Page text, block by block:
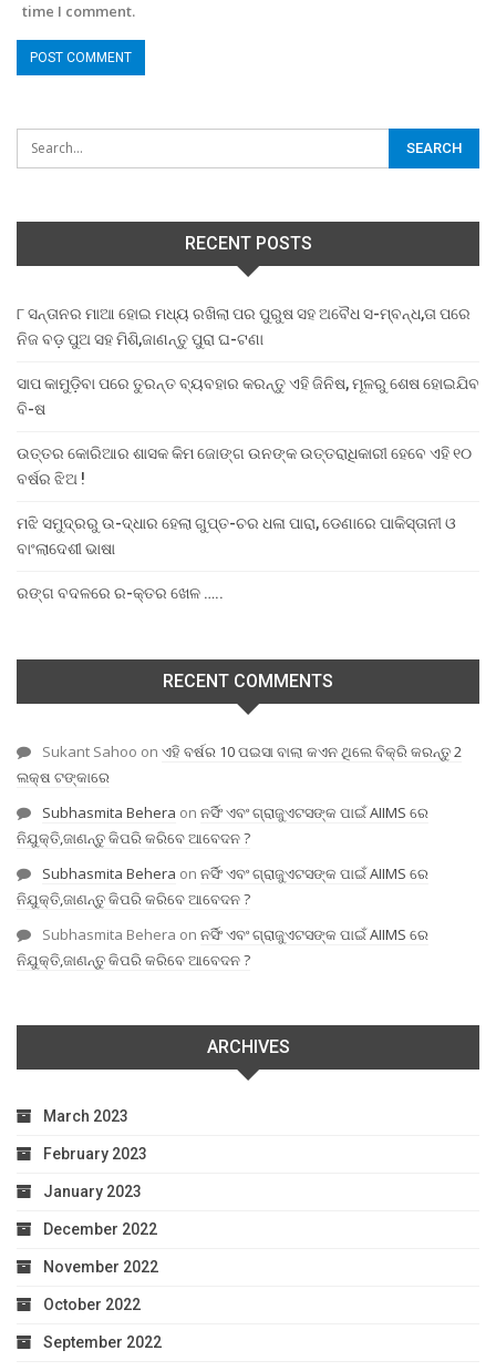
time I comment.
RECENT POSTS
୮ ସନ୍ତାନର ମାଆ ହୋଇ ମଧ୍ୟ ରଖିଲା ପର ପୁରୁଷ ସହ ଅବୈଧ ସ-ମ୍ବନ୍ଧ,ତା ପରେ
ନିଜ ବଡ଼ ପୁଅ ସହ ମିଶି,ଜାଣନ୍ତୁ ପୁରା ଘ-ଟଣା
ସାପ କାମୁଡ଼ିବା ପରେ ତୁରନ୍ତ ବ୍ୟବହାର କରନ୍ତୁ ଏହି ଜିନିଷ, ମୂଳରୁ ଶେଷ ହୋଇଯିବ
ବି-ଷ
ଉତ୍ତର କୋରିଆର ଶାସକ କିମ ଜୋଙ୍ଗ ଉନଙ୍କ ଉତ୍ତରାଧିକାରୀ ହେବେ ଏହି ୧୦
ବର୍ଷର ଝିଅ !
ମଝି ସମୁଦ୍ରରୁ ଉ-ଦ୍ଧାର ହେଲା ଗୁପ୍ତ-ଚର ଧଳା ପାରା, ଡେଣାରେ ପାକିସ୍ତାନୀ ଓ
ବାଂଲାଦେଶୀ ଭାଷା
ରଙ୍ଗ ବଦଳରେ ର-କ୍ତର ଖେଳ …..
RECENT COMMENTS
Sukant Sahoo on ଏହି ବର୍ଷର 10 ପଇସା ବାଲା କଏନ ଥିଲେ ବିକ୍ରି କରନ୍ତୁ 2
ଲକ୍ଷ ଟଙ୍କାରେ
Subhasmita Behera on ନର୍ସିଂ ଏବଂ ଗ୍ରାଜୁଏଟସଙ୍କ ପାଇଁ AIIMS ରେ
ନିଯୁକ୍ତି,ଜାଣନ୍ତୁ କିପରି କରିବେ ଆବେଦନ ?
Subhasmita Behera on ନର୍ସିଂ ଏବଂ ଗ୍ରାଜୁଏଟସଙ୍କ ପାଇଁ AIIMS ରେ
ନିଯୁକ୍ତି,ଜାଣନ୍ତୁ କିପରି କରିବେ ଆବେଦନ ?
Subhasmita Behera on ନର୍ସିଂ ଏବଂ ଗ୍ରାଜୁଏଟସଙ୍କ ପାଇଁ AIIMS ରେ
ନିଯୁକ୍ତି,ଜାଣନ୍ତୁ କିପରି କରିବେ ଆବେଦନ ?
ARCHIVES
March 2023
February 2023
January 2023
December 2022
November 2022
October 2022
September 2022